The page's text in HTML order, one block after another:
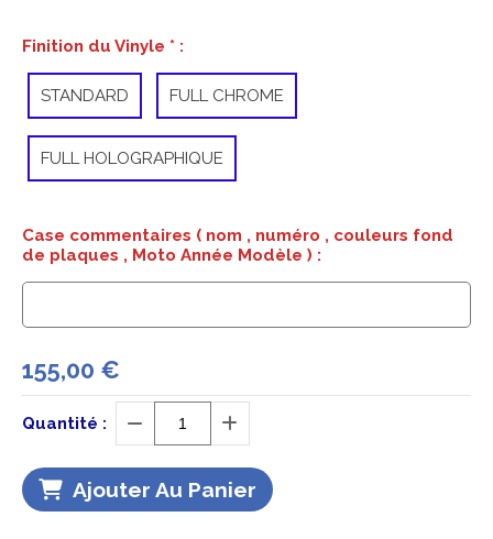
Finition du Vinyle * :
STANDARD FULL CHROME
FULL HOLOGRAPHIQUE
Case commentaires ( nom , numéro , couleurs fond
de plaques , Moto Année Modèle ) :
155,00 €
Quantité :
Ajouter Au Panier